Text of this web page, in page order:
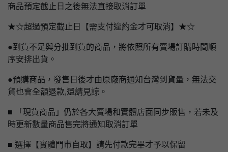
商品預定截止日之後無法直接取消訂單
★☆超過預定截止日【需支付違約金才可取消】★☆
●到貨不足與分批到貨的商品，將依照所有賣場訂購時間順
序安排出貨。
●預購商品，發售日後才由原廠商通知台灣到貨量，無法交
貨也會全額退款,還請見諒。
■ 「現貨商品」仍於各大賣場和實體店面同步販售，若未及
時更新數量商品售完將通知取消訂單
■ 選擇【實體門市自取】請先付款完畢才予以保留